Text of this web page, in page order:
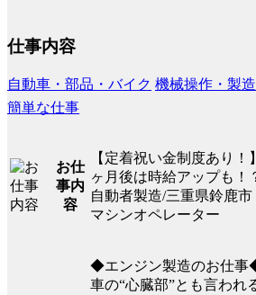
仕事内容
自動車・部品・バイク 機械操作・製
簡単な仕事
お仕
事内
容
【定着祝い金制度あり
ヶ月後は時給アップも！
自動者製造/三重県鈴鹿市
マシンオペレーター
◆エンジン製造のお仕
車の“心臓部”とも言われ